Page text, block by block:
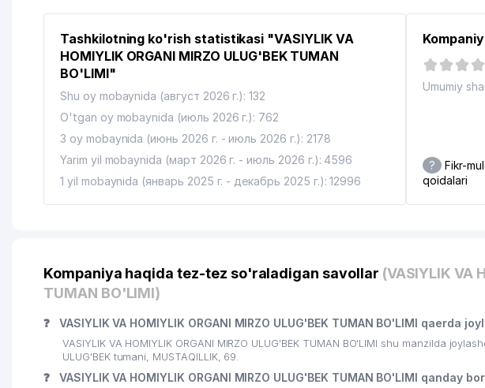
Tashkilotning ko'rish statistikasi "VASIYLIK VA
HOMIYLIK ORGANI MIRZO ULUG'BEK TUMAN
BO'LIMI"
Shu oy mobaynida (август 2026 г.): 132
O'tgan oy mobaynida (июль 2026 г.): 762
3 oy mobaynida (июнь 2026 г. - июль 2026 г.): 2178
Yarim yil mobaynida (март 2026 г. - июль 2026 г.): 4596
1 yil mobaynida (январь 2025 г. - декабрь 2025 г.): 12996
Umumiy
?
Fikr-
qoidalari
Kompaniya haqida tez-tez so'raladigan savollar (VASIYLIK VA
TUMAN BO'LIMI)
❓ VASIYLIK VA HOMIYLIK ORGANI MIRZO ULUG'BEK TUMAN BO'LIMI qaerda
VASIYLIK VA HOMIYLIK ORGANI MIRZO ULUG'BEK TUMAN BO'LIMI shu manzilda
ULUG'BEK tumani, MUSTAQILLIK, 69.
❓ VASIYLIK VA HOMIYLIK ORGANI MIRZO ULUG'BEK TUMAN BO'LIMI qanday